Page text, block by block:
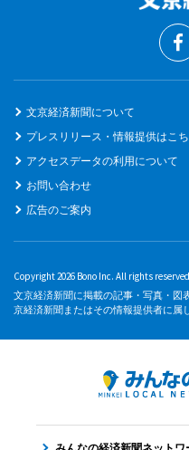
文京経済新聞について
プレスリリース・情報提供はこ
アクセスデータの利用について
お問い合わせ
広告のご案内
Copyright 2026 Bono Inc. All rights
文京経済新聞に掲載の記事・写真・図
京経済新聞またはその情報提供者に属
みんなの経済新聞ネットワ